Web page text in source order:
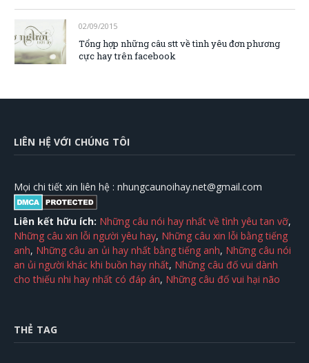
02/09/2015
Tổng hợp những câu stt về tình yêu đơn phương
cực hay trên facebook
LIÊN HỆ VỚI CHÚNG TÔI
Mọi chi tiết xin liên hệ : nhungcaunoihay.net@gmail.com
Liên kết hữu ích: Những câu nói hay nhất về tình yêu tan vỡ,
Những câu xin lỗi người yêu hay, Những câu xin lỗi bằng tiếng
anh, Những câu an ủi hay nhất bằng tiếng anh, Những câu nói
an ủi người khác khi buồn hay nhất, Những câu đố vui dành
cho thiếu nhi hay nhất có đáp án, Những câu đố vui hại não
THẺ TAG